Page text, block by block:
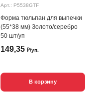
Арт.: P5538GTF
Форма тюльпан для выпечки
(55*38 мм) Золото/серебро
50 шт/уп
149,35 ₽/уп.
В корзину